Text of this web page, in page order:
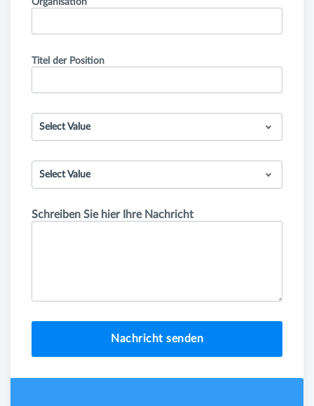
Organisation
Titel der Position
Select Value
Select Value
Schreiben Sie hier Ihre Nachricht
Nachricht senden